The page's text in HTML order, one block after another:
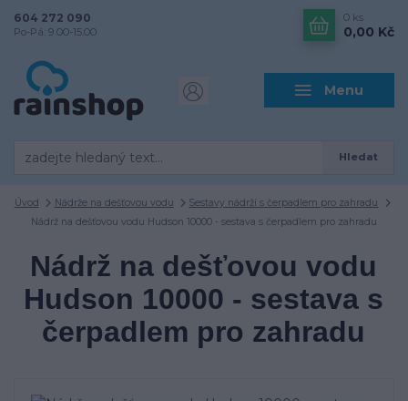
Menu
Hledat
604 272 090
Po-Pá: 9.00-15.00
0 ks
0,00 Kč
Úvod Nádrže na dešťovou vodu
Sestavy nádrží s čerpadlem pro zahradu
Nádrž na dešťovou vodu Hudson 10000 - sestava s čerpadlem pro zahradu
Nádrž na dešťovou vodu
Hudson 10000 - sestava s
čerpadlem pro zahradu